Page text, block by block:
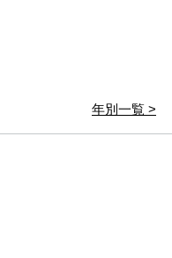
年別一覧 >